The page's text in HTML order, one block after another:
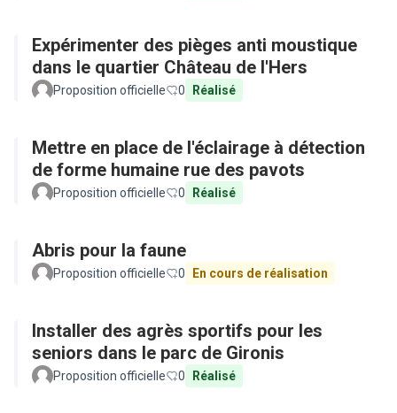
Expérimenter des pièges anti moustique
dans le quartier Château de l'Hers
Proposition officielle 0 Réalisé
Mettre en place de l'éclairage à détection
de forme humaine rue des pavots
Proposition officielle 0 Réalisé
Abris pour la faune
Proposition officielle 0 En cours de réalisation
Installer des agrès sportifs pour les
seniors dans le parc de Gironis
Proposition officielle 0 Réalisé